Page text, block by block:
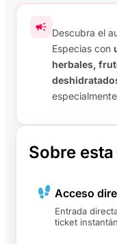
Descubra el
Especias con
herbales,
Sobre
Acceso
Entrada
ticket